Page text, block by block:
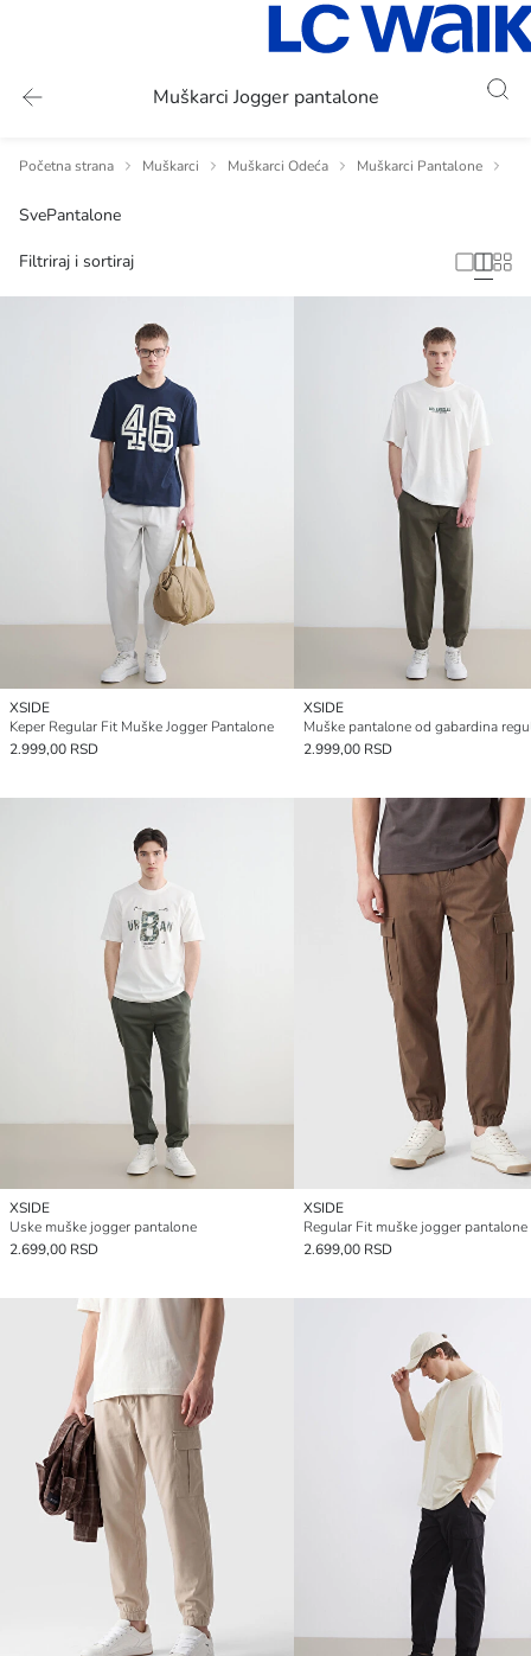
Muškarci Jogger pantalone
Početna strana Muškarci Muškarci Odeća Muškarci Pantalone
SvePantalone
Filtriraj i sortiraj
XSIDE
Keper Regular Fit Muške Jogger Pantalone
2.999,00 RSD
XSIDE
2.999,00 RSD
XSIDE
Uske muške jogger pantalone
2.699,00 RSD
XSIDE
2.699,00 RSD